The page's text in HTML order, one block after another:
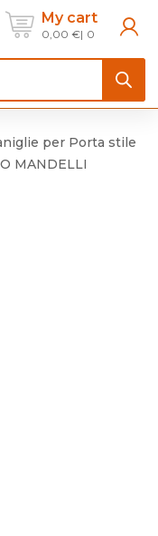
My cart
0,00 € 0
per Porta stile
MANDELLI